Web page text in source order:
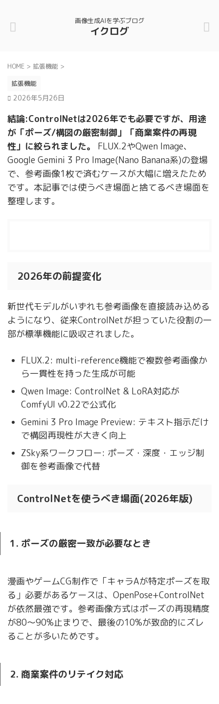
画像生成AIを学ぶブログ
イクログ
HOME > 拡張機能 >
拡張機能
2026年5月26日
結論:ControlNetは2026年でも必要ですが、用途
が「ポーズ/構図の厳密制御」「商業案件の再現
性」に絞られました。
FLUX.2やQwen Image、
Google Gemini 3 Pro Image(Nano Banana系)の登場
で、参考画像1枚で済むケースが大幅に増えたため
です。本記事では使うべき場面と捨てるべき場面を
整理します。
2026年の前提変化
新世代モデルがいずれも参考画像を直接読み込める
ようになり、従来ControlNetが担っていた役割の一
部が標準機能に吸収されました。
FLUX.2: multi-reference機能で複数参考画像か
ら一貫性を持った生成が可能
Qwen Image: ControlNet & LoRA対応が
ComfyUI v0.22で公式化
Gemini 3 Pro Image Preview: テキスト指示だけ
で構図再現性が大きく向上
ZSky系ワークフロー: ポーズ・深度・エッジ制
御を参考画像で代替
ControlNetを使うべき場面(2026年版)
1. ポーズの厳密一致が必要なとき
漫画やゲームCG制作で「キャラAが特定ポーズを取
る」必要があるケースは、OpenPose+ControlNet
が依然最強です。参考画像方式はポーズの再現精度
が80〜90%止まりで、最後の10%が致命的にズレ
ることが多いためです。
2. 商業案件のリテイク対応